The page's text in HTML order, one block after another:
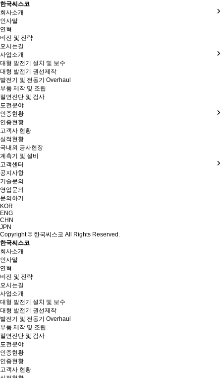
한국씨스코
회사소개
인사말
연혁
비전 및 전략
오시는길
사업소개
대형 발전기 설치 및 보수
대형 발전기 권선제작
발전기 및 전동기 Overhaul
부품 제작 및 조립
절연진단 및 검사
도전분야
인증현황
인증현황
고객사 현황
실적현황
국내외 공사현장
계측기 및 설비
고객센터
공지사항
기술문의
영업문의
문의하기
KOR
ENG
CHN
JPN
Copyright © 한국씨스코 All Rights Reserved.
한국씨스코
회사소개
인사말
연혁
비전 및 전략
오시는길
사업소개
대형 발전기 설치 및 보수
대형 발전기 권선제작
발전기 및 전동기 Overhaul
부품 제작 및 조립
절연진단 및 검사
도전분야
인증현황
인증현황
고객사 현황